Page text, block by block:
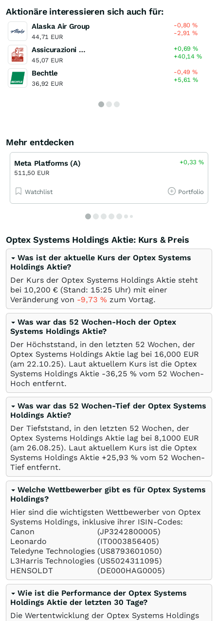
Aktionäre interessieren sich auch für:
Alaska Air Group
44,71 EUR
-0,80%
-2,91%
Assicurazioni Generali
45,07 EUR
+0,69%
+40,14%
Bechtle
36,92 EUR
-0,49%
+5,61%
Mehr entdecken
Meta Platforms (A)
511,50 EUR
+0,33%
Watchlist Portfolio
Optex Systems Holdings Aktie: Kurs & Preis
Was ist der aktuelle Kurs der Optex Systems
Holdings Aktie?
Der Kurs der Optex Systems Holdings Aktie steht
bei 10,200 € (Stand: 15:25 Uhr) mit einer
Veränderung von -9,73 % zum Vortag.
Was war das 52 Wochen-Hoch der Optex
Systems Holdings Aktie?
Der Höchststand, in den letzten 52 Wochen, der
Optex Systems Holdings Aktie lag bei 16,000 EUR
(am 22.10.25). Laut aktuellem Kurs ist die Optex
Systems Holdings Aktie -36,25 % vom 52 Wochen-
Hoch entfernt.
Was war das 52 Wochen-Tief der Optex Systems
Holdings Aktie?
Der Tiefststand, in den letzten 52 Wochen, der
Optex Systems Holdings Aktie lag bei 8,1000 EUR
(am 26.08.25). Laut aktuellem Kurs ist die Optex
Systems Holdings Aktie +25,93 % vom 52 Wochen-
Tief entfernt.
Welche Wettbewerber gibt es für Optex Systems
Holdings?
Hier sind die wichtigsten Wettbewerber von Optex
Systems Holdings, inklusive ihrer ISIN-Codes:
Canon
(JP3242800005)
Leonardo
(IT0003856405)
Teledyne Technologies (US8793601050)
L3Harris Technologies (US5024311095)
HENSOLDT
(DE000HAG0005)
Wie ist die Performance der Optex Systems
Holdings Aktie der letzten 30 Tage?
Die Wertentwicklung der Optex Systems Holdings